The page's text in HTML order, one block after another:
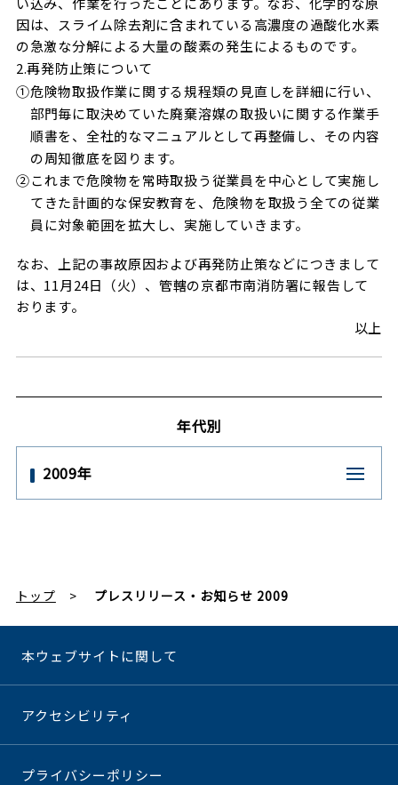
因は、スライム除去剤に含まれている高濃度の過酸化水素
の急激な分解による大量の酸素の発生によるものです。
2.再発防止策について
①危険物取扱作業に関する規程類の見直しを詳細に行い、
部門毎に取決めていた廃棄溶媒の取扱いに関する作業手
順書を、全社的なマニュアルとして再整備し、その内容
の周知徹底を図ります。
②これまで危険物を常時取扱う従業員を中心として実施し
てきた計画的な保安教育を、危険物を取扱う全ての従業
員に対象範囲を拡大し、実施していきます。
なお、上記の事故原因および再発防止策などにつきまして
は、11月24日（火）、管轄の京都市南消防署に報告して
おります。
以上
年代別
2009年
トップ プレスリリース・お知らせ 2009
本ウェブサイトに関して
アクセシビリティ
プライバシーポリシー